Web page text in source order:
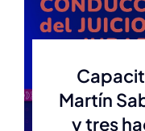
Estatuto
Actas
Martín
y tres